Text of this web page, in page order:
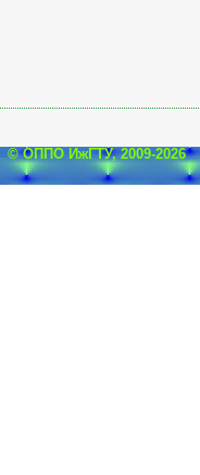
© ОППО ИжГТУ, 2009-2026